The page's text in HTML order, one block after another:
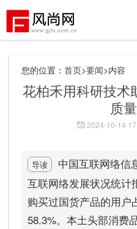
您的位置： 首页>要闻>内容
花柏禾用科研技术
质
2024-10-14
导读
中国互联网络信
互联网络发展状况统计
购买过国货产品的用户
58.3%。本土头部消费